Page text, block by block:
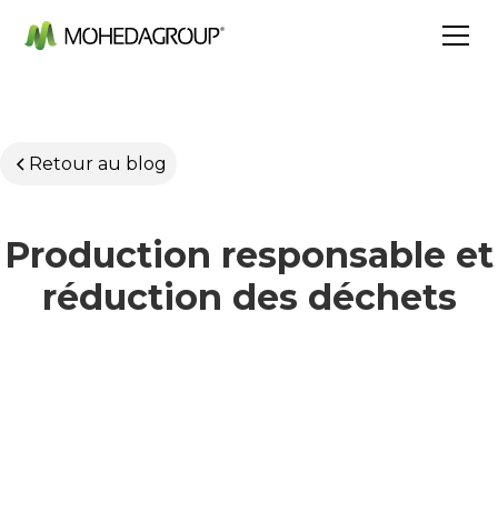
Retour au blog
Production responsable et
réduction des déchets